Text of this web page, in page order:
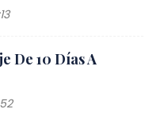
De 10 Días A